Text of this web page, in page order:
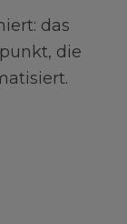
das
die